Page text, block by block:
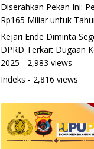
Diserahkan Pekan Ini:
Rp165 Miliar untuk
Kejari Ende Diminta
DPRD Terkait Dugaan
2025 - 2,983 views
Indeks - 2,816 views